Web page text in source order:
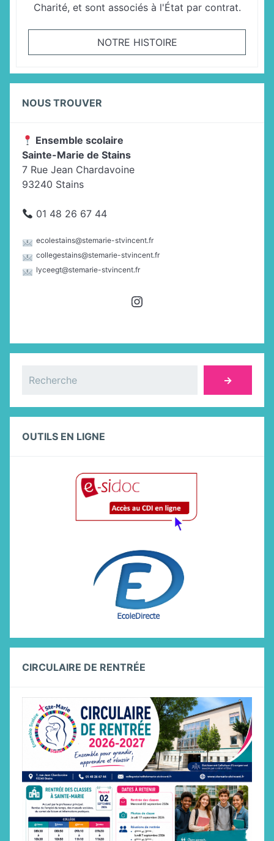
Charité, et sont associés à l'État par contrat.
NOTRE HISTOIRE
NOUS TROUVER
Ensemble scolaire
Sainte-Marie de Stains
7 Rue Jean Chardavoine
93240 Stains
01 48 26 67 44
ecolestains@stemarie-stvincent.fr
collegestains@stemarie-stvincent.fr
lyceegt@stemarie-stvincent.fr
Instagram
→
OUTILS EN LIGNE
CIRCULAIRE DE RENTRÉE